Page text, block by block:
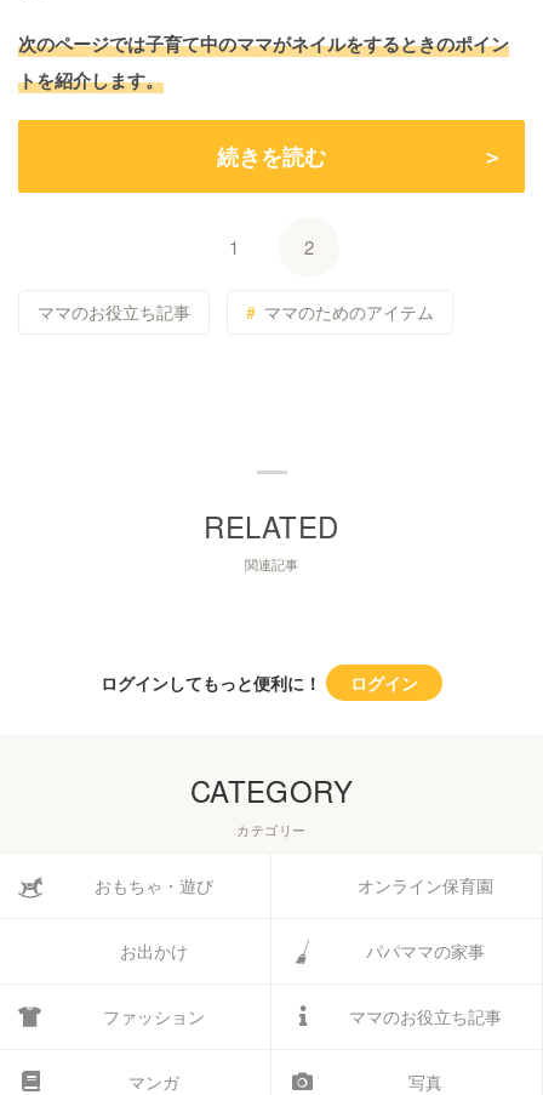
次のページでは子育て中のママがネイルをするときのポイン
トを紹介します。
続きを読む
1 2
ママのお役立ち記事 ママのためのアイテム
関連記事
ログインしてもっと便利に！ ログイン
CATEGORY
カテゴリー
おもちゃ・遊び オンライン保育園
お出かけ パパママの家事
ファッション ママのお役立ち記事
マンガ 写真